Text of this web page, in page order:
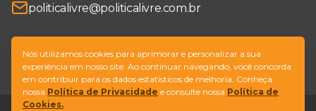
politicalivre@politicalivre.com.br
SIGA-NOS
Nós utilizamos cookies para aprimorar e personalizar a sua
experiência em nosso site. Ao continuar navegando, você concorda
em contribuir para os dados estatísticos de melhoria. Conheça
nossa Política de Privacidade e consulte nossa Política de
Cookies.